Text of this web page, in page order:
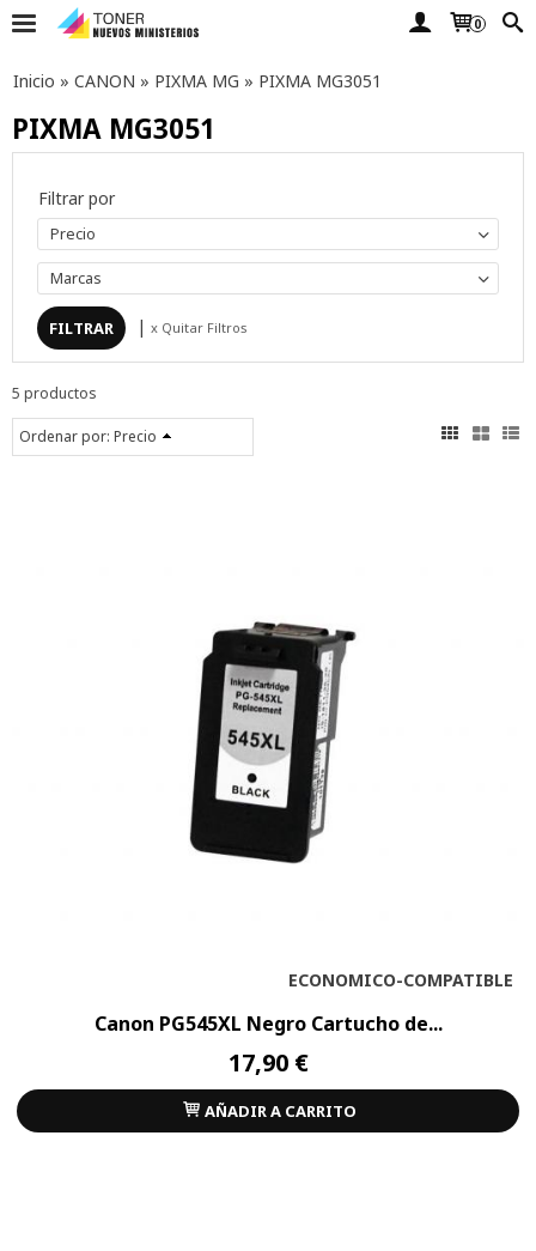
0
Inicio » CANON » PIXMA MG » PIXMA MG3051
PIXMA MG3051
Filtrar por
Precio
Marcas
| x Quitar Filtros
5 productos
Ordenar por: Precio
ECONOMICO-COMPATIBLE
Canon PG545XL Negro Cartucho de...
17,90 €
AÑADIR A CARRITO